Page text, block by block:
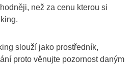
než za cenu kterou si
slouží jako prostředník,
proto věnujte pozornost daným